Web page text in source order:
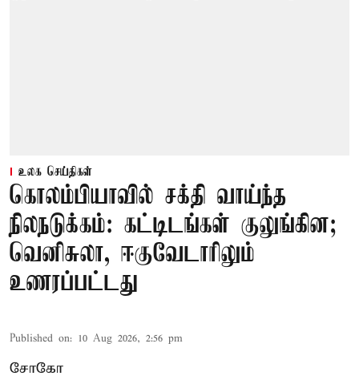
உலக செய்திகள்
கொலம்பியாவில் சக்தி வாய்ந்த
நிலநடுக்கம்: கட்டிடங்கள் குலுங்கின;
வெனிசுலா, ஈகுவேடாரிலும்
உணரப்பட்டது
Published on: 10 Aug 2026, 2:56 pm
சோகோ